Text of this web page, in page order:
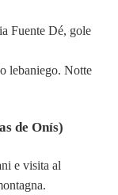
Fuente Dé, gole
lebaniego. Notte
de Onís)
e visita al